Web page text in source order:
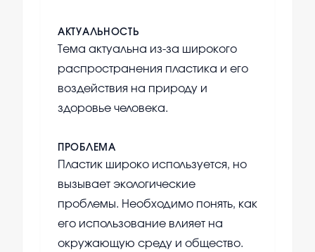
АКТУАЛЬНОСТЬ
Тема актуальна из-за широкого
распространения пластика и его
воздействия на природу и
здоровье человека.
ПРОБЛЕМА
Пластик широко используется, но
вызывает экологические
проблемы. Необходимо понять, как
его использование влияет на
окружающую среду и общество.